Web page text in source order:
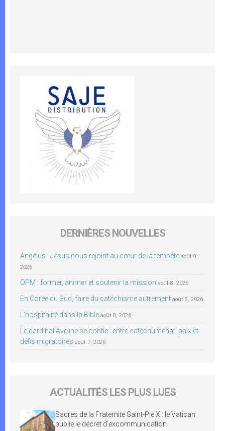
DERNIÈRES NOUVELLES
Angélus : Jésus nous rejoint au cœur de la tempête août 9,
2026
OPM : former, animer et soutenir la mission août 8, 2026
En Corée du Sud, faire du catéchisme autrement août 8, 2026
L’hospitalité dans la Bible août 8, 2026
Le cardinal Aveline se confie : entre catéchuménat, paix et
défis migratoires août 7, 2026
ACTUALITÉS LES PLUS LUES
Sacres de la Fraternité Saint-Pie X : le Vatican
publie le décret d’excommunication